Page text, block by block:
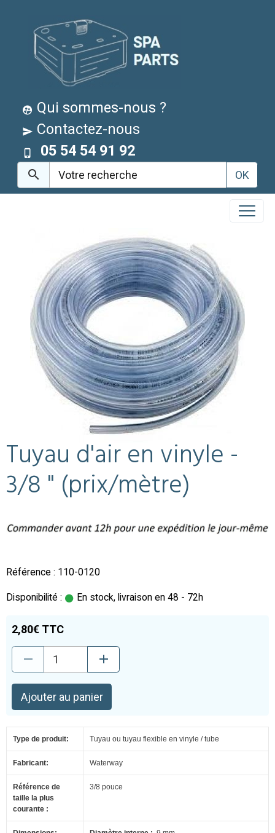
Qui sommes-nous ?
Contactez-nous
05 54 54 91 92
OK
Tuyau d'air en vinyle -
3/8 " (prix/mètre)
Référence : 110-0120
Disponibilité : En stock, livraison en 48 - 72h
2,80€ TTC
Ajouter au panier
Type de produit: Tuyau ou tuyau flexible en vinyle / tube
Fabricant: Waterway
Référence de
taille la plus
courante :
3/8 pouce